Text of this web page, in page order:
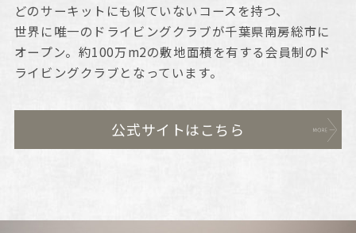
どのサーキットにも似ていないコースを持つ、
世界に唯一のドライビングクラブが千葉県南房総市に
オープン。約100万m2の敷地面積を有する会員制のド
ライビングクラブとなっています。
公式サイトはこちら